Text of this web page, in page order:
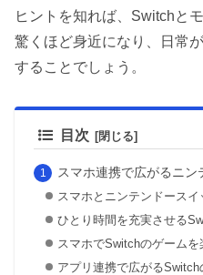
ヒントを知れば、Switchと
驚くほど身近になり、日常
することでしょう。
目次
スマホ連携で広がるニ
スマホとニンテンドース
ひとり時間を充実させる
スマホでSwitchのゲームを
アプリ連携で広がるSwitch